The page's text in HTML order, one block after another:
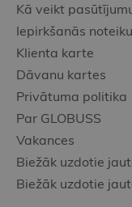
Kā veikt
Iepirkšanās
Klienta karte
Dāvanu kartes
Privātuma politika
Par GLOBUSS
Vakances
Biežāk uzdotie
Biežāk uzdotie